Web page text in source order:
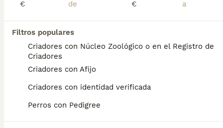
€
€
Filtros populares
Criadores con Núcleo Zoológico o en el Registro de
Criadores
Criadores con Afijo
Criadores con identidad verificada
Perros con Pedigree
¿Cuánto cuesta un cachorro
de Dogo Aleman?
Aleman en España es de aproximadamente